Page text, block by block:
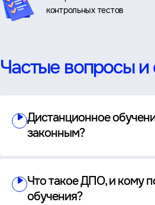
контрольных тестов
Частые вопросы и
Дистанционное
законным?
Что такое ДПО, и кому
обучения?